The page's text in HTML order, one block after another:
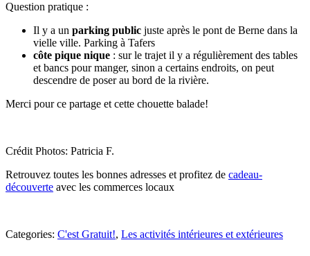
Question pratique :
Il y a un parking public juste après le pont de Berne dans la
vielle ville. Parking à Tafers
côte pique nique : sur le trajet il y a régulièrement des tables
et bancs pour manger, sinon a certains endroits, on peut
descendre de poser au bord de la rivière.
Merci pour ce partage et cette chouette balade!
Crédit Photos: Patricia F.
Retrouvez toutes les bonnes adresses et profitez de cadeau-
découverte avec les commerces locaux
Categories:
Categories: C'est Gratuit!, Les activités intérieures et extérieures